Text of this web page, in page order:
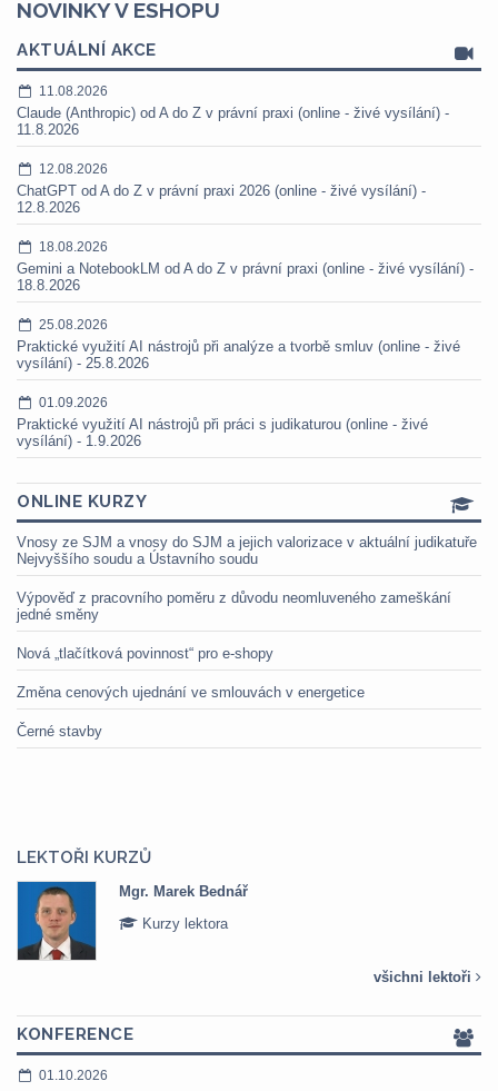
NOVINKY V ESHOPU
AKTUÁLNÍ AKCE
11.08.2026
Claude (Anthropic) od A do Z v právní praxi (online - živé vysílání) -
11.8.2026
12.08.2026
ChatGPT od A do Z v právní praxi 2026 (online - živé vysílání) -
12.8.2026
18.08.2026
Gemini a NotebookLM od A do Z v právní praxi (online - živé vysílání) -
18.8.2026
25.08.2026
Praktické využití AI nástrojů při analýze a tvorbě smluv (online - živé
vysílání) - 25.8.2026
01.09.2026
Praktické využití AI nástrojů při práci s judikaturou (online - živé
vysílání) - 1.9.2026
ONLINE KURZY
Vnosy ze SJM a vnosy do SJM a jejich valorizace v aktuální judikatuře
Nejvyššího soudu a Ústavního soudu
Výpověď z pracovního poměru z důvodu neomluveného zameškání
jedné směny
Nová „tlačítková povinnost“ pro e-shopy
Změna cenových ujednání ve smlouvách v energetice
Černé stavby
LEKTOŘI KURZŮ
Mgr. Marek Bednář
Kurzy lektora
všichni lektoři
KONFERENCE
01.10.2026